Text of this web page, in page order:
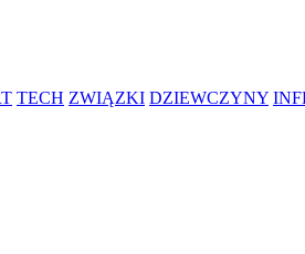
TECH ZWIĄZKI DZIEWCZYNY